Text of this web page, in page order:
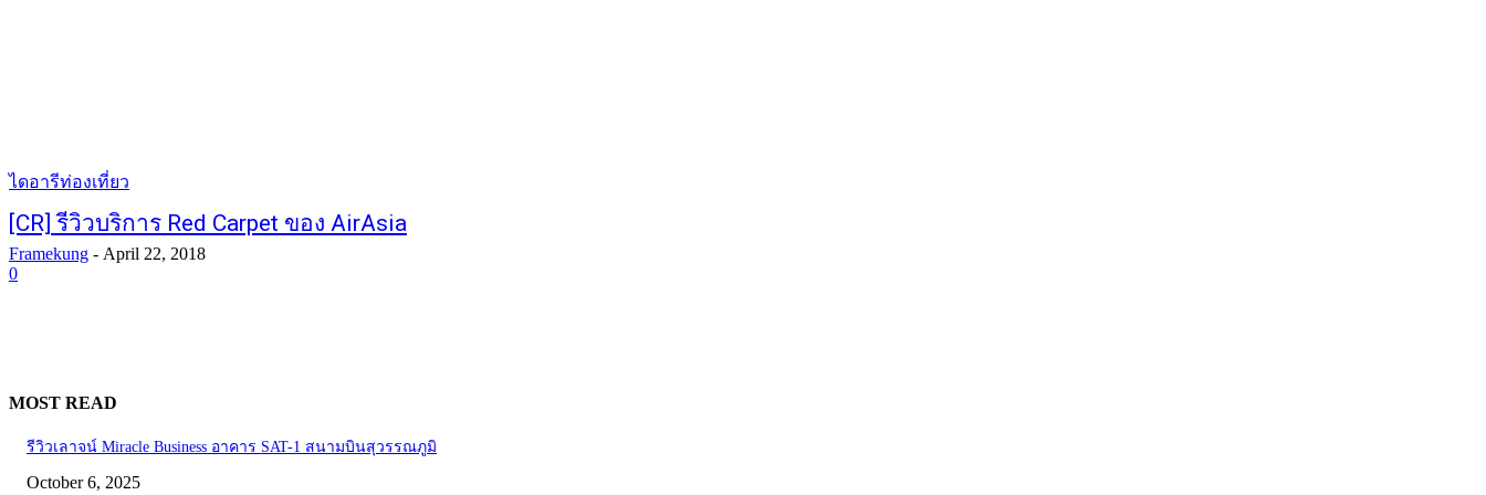
ไดอารีท่องเที่ยว
[CR] รีวิวบริการ Red Carpet ของ AirAsia
Framekung - April 22, 2018
0
MOST READ
รีวิวเลาจน์ Miracle Business อาคาร SAT-1 สนามบินสุวรรณภูมิ
October 6, 2025